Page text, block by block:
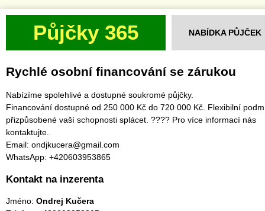
Půjčky 365 NABÍDKA PŮJČEK
Rychlé osobní financování se zárukou
Nabízíme spolehlivé a dostupné soukromé půjčky.
Financování dostupné od 250 000 Kč do 720 000 Kč. Flexibilní
přizpůsobené vaší schopnosti splácet. ???? Pro více informací nás
kontaktujte.
Email: ondjkucera@gmail.com
WhatsApp: +420603953865
Kontakt na inzerenta
Jméno: Ondrej Kučera